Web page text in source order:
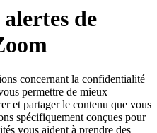
de
concernant la confidentialité
permettre de mieux
et partager le contenu que vous
spécifiquement conçues pour
vous aident à prendre des